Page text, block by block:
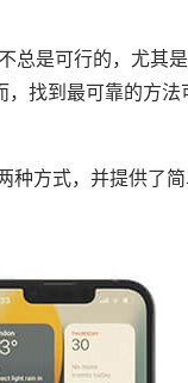
总是可行的，尤其
找到最可靠的方法
种方式，并提供了